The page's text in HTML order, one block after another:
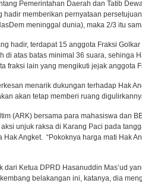
Pemerintahan Daerah dan Tatib
hadir memberikan pernyataan
meninggal dunia), maka 2/3 itu
hadir, terdapat 15 anggota Fraksi
di atas batas minimal 36 suara, sehinga
fraksi lain yang mengikuti jejak anggota
menarik dukungan terhadap Hak
akan tetap memberi ruang
(ARK) bersama para mahasiswa dan
unjuk raksa di Karang Paci pada
Angket. “Pokoknya harga mati Hak
dari Ketua DPRD Hasanuddin Mas’ud
belakangan ini, katanya, dia